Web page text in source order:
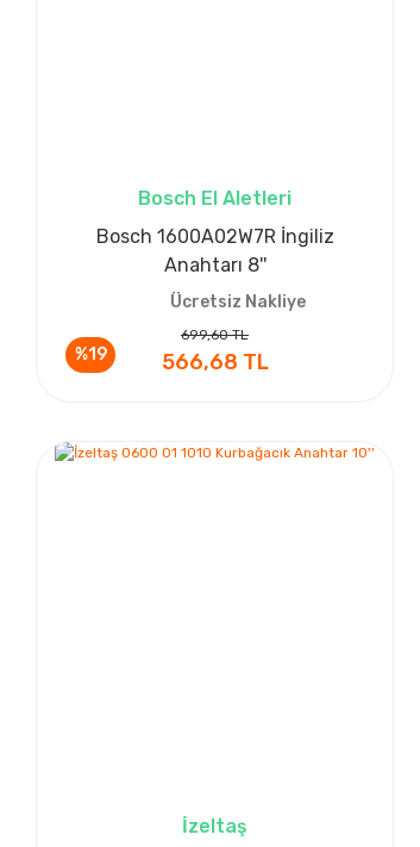
%19
Bosch El Aletleri
Bosch 1600A02W7R İngiliz
Anahtarı 8''
Ücretsiz Nakliye
699,60 TL
566,68 TL
İzeltaş